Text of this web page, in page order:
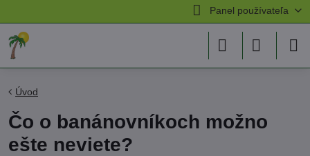
Panel používateľa
Úvod
Čo o banánovníkoch možno
ešte neviete?